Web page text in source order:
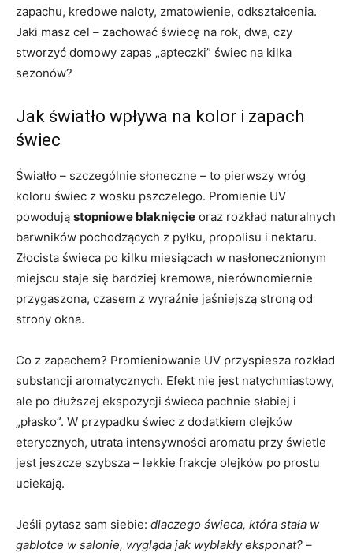
zapachu, kredowe naloty, zmatowienie, odkształcenia.
Jaki masz cel – zachować świecę na rok, dwa, czy
stworzyć domowy zapas „apteczki” świec na kilka
sezonów?
Jak światło wpływa na kolor i zapach
świec
Światło – szczególnie słoneczne – to pierwszy wróg
koloru świec z wosku pszczelego. Promienie UV
powodują stopniowe blaknięcie oraz rozkład naturalnych
barwników pochodzących z pyłku, propolisu i nektaru.
Złocista świeca po kilku miesiącach w nasłonecznionym
miejscu staje się bardziej kremowa, nierównomiernie
przygaszona, czasem z wyraźnie jaśniejszą stroną od
strony okna.
Co z zapachem? Promieniowanie UV przyspiesza rozkład
substancji aromatycznych. Efekt nie jest natychmiastowy,
ale po dłuższej ekspozycji świeca pachnie słabiej i
„płasko”. W przypadku świec z dodatkiem olejków
eterycznych, utrata intensywności aromatu przy świetle
jest jeszcze szybsza – lekkie frakcje olejków po prostu
uciekają.
Jeśli pytasz sam siebie: dlaczego świeca, która stała w
gablotce w salonie, wygląda jak wyblakły eksponat? –